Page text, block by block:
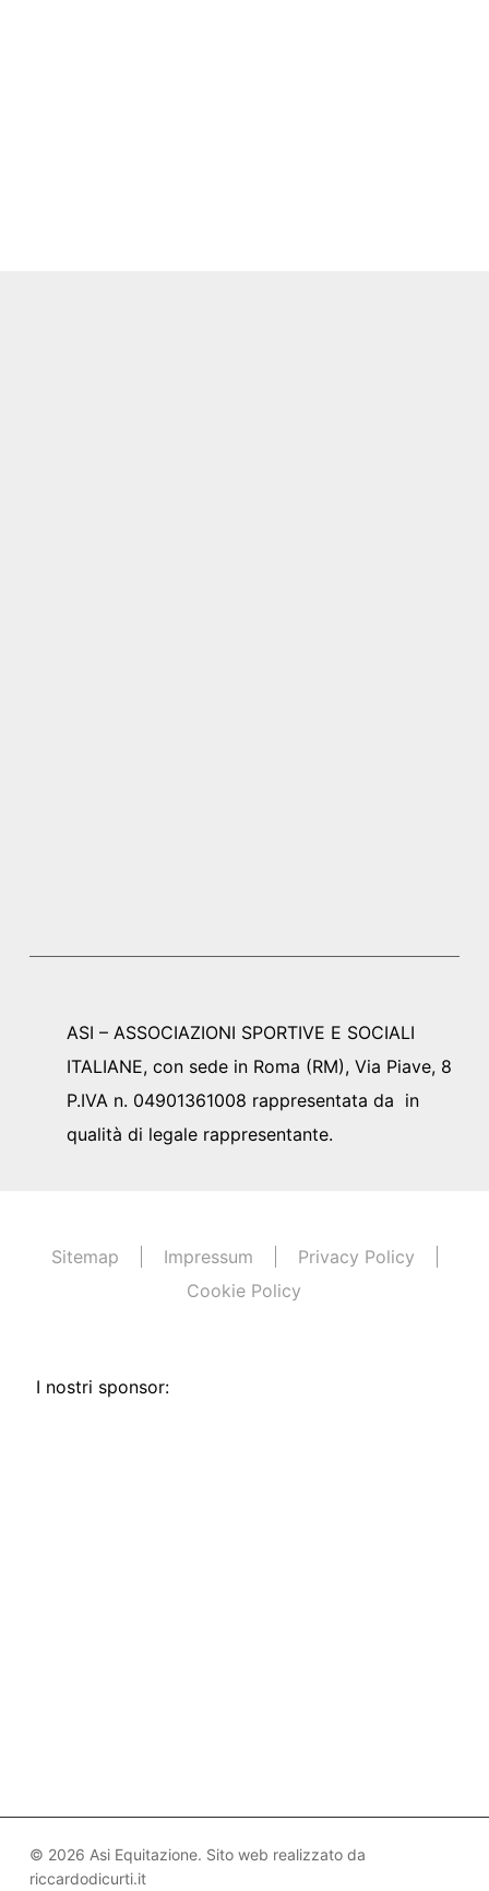
ASI – ASSOCIAZIONI SPORTIVE E SOCIALI
ITALIANE, con sede in Roma (RM), Via Piave, 8
P.IVA n. 04901361008 rappresentata da in
qualità di legale rappresentante.
Sitemap Impressum
Privacy Policy
Cookie Policy
I nostri sponsor:
© 2026 Asi Equitazione. Sito web realizzato da
riccardodicurti.it